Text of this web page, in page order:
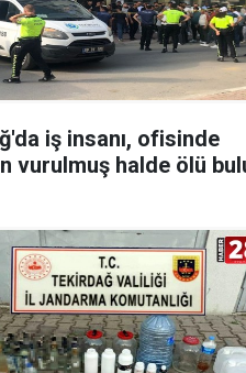
iş insanı, ofisinde
vurulmuş halde ölü